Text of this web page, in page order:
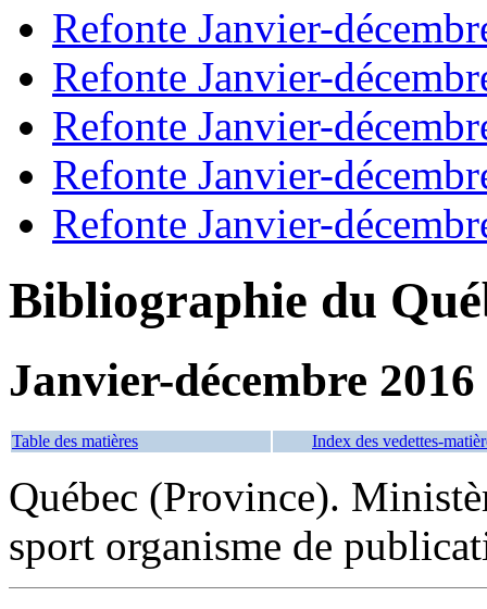
Refonte Janvier-
Refonte Janvier-
Refonte Janvier-
Refonte Janvier-
Refonte Janvier-
Bibliographie du
Janvier-décembre 2016
Table des matières Index des vedettes-
Québec (Province).
sport organisme de